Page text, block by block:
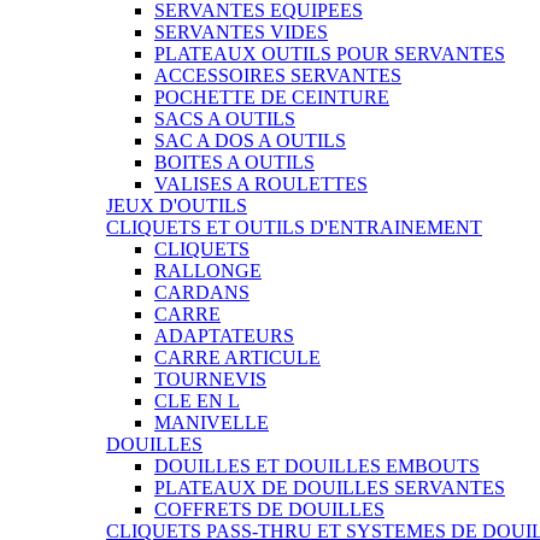
SERVANTES EQUIPEES
SERVANTES VIDES
PLATEAUX OUTILS POUR SERVANTES
ACCESSOIRES SERVANTES
POCHETTE DE CEINTURE
SACS A OUTILS
SAC A DOS A OUTILS
BOITES A OUTILS
VALISES A ROULETTES
JEUX D'OUTILS
CLIQUETS ET OUTILS D'ENTRAINEMENT
CLIQUETS
RALLONGE
CARDANS
CARRE
ADAPTATEURS
CARRE ARTICULE
TOURNEVIS
CLE EN L
MANIVELLE
DOUILLES
DOUILLES ET DOUILLES EMBOUTS
PLATEAUX DE DOUILLES SERVANTES
COFFRETS DE DOUILLES
CLIQUETS PASS-THRU ET SYSTEMES DE